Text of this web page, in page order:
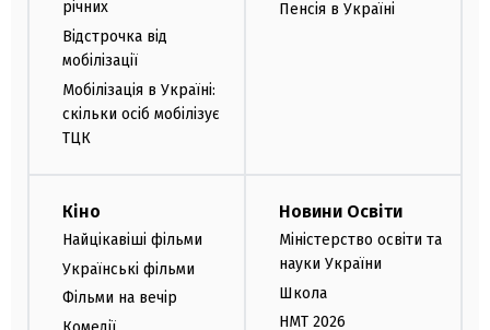
річних
Відстрочка від
мобілізації
Мобілізація в Україні:
скільки осіб мобілізує
ТЦК
Пенсія в Україні
Кіно
Найцікавіші фільми
Українські фільми
Фільми на вечір
Новини Освіти
Міністерство освіти та
науки України
Школа
НМТ 2026